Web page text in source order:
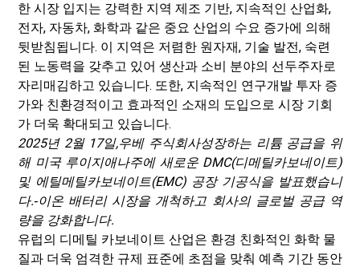
한 시장 입지는 강력한 지역 제조 기반, 지속적인 산업화,
전자, 자동차, 화학과 같은 중요 산업의 수요 증가에 의해
뒷받침됩니다. 이 지역은 저렴한 원자재, 기술 발전, 숙련
된 노동력을 갖추고 있어 생산과 소비 분야의 선두주자로
자리매김하고 있습니다. 또한, 지속적인 연구개발 투자 증
가와 친환경적이고 효과적인 소재의 도입으로 시장 기회
가 더욱 확대되고 있습니다.
2025년 2월 17일,우베 주식회사성장하는 리튬 공급을 위
해 미국 루이지애나주에 새로운 DMC(디메틸카보네이트)
및 에틸메틸카보네이트(EMC) 공장 기공식을 발표했습니
다.‑이온 배터리 시장을 개척하고 회사의 글로벌 공급 역
량을 강화합니다.
유럽의 디메틸 카보네이트 산업은 환경 친화적인 화학 물
질과 더욱 엄격한 규제 표준에 초점을 맞춰 예측 기간 동안